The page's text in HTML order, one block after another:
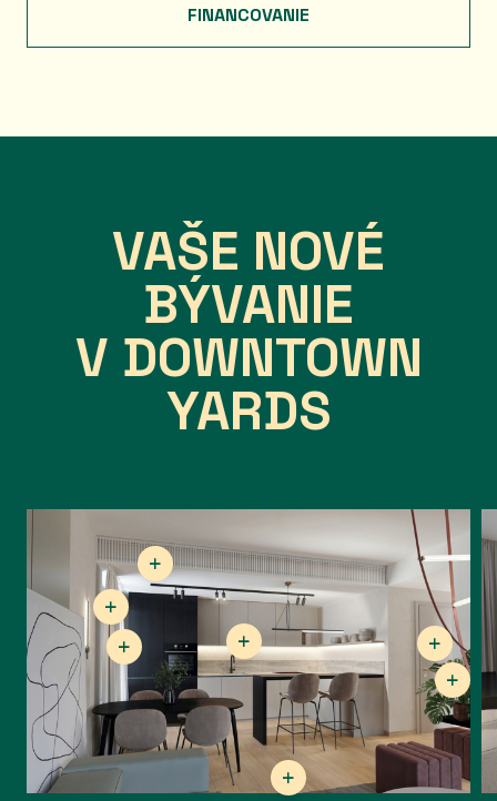
FINANCOVANIE
VAŠE NOVÉ
BÝVANIE
V DOWNTOWN
YARDS